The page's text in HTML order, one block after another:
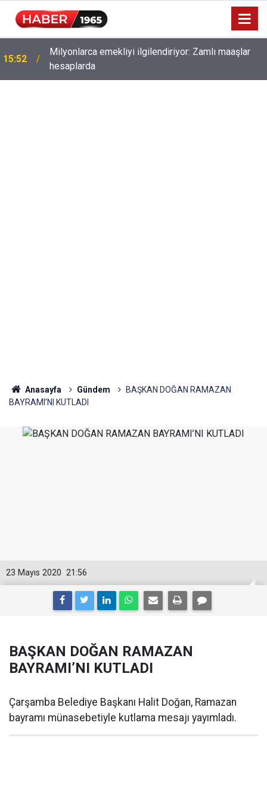
15:52
Milyonlarca emekliyi ilgilendiriyor: Zamlı maaşlar
hesaplarda
Anasayfa Gündem
BAŞKAN DOĞAN RAMAZAN
BAYRAMI’NI KUTLADI
21:56
23 Mayıs 2020
BAŞKAN DOĞAN RAMAZAN
BAYRAMI’NI KUTLADI
Çarşamba Belediye Başkanı Halit Doğan, Ramazan
bayramı münasebetiyle kutlama mesajı yayımladı.